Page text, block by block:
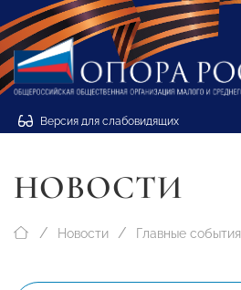
Версия для слабовидящих
НОВОСТИ
Новости Главные события